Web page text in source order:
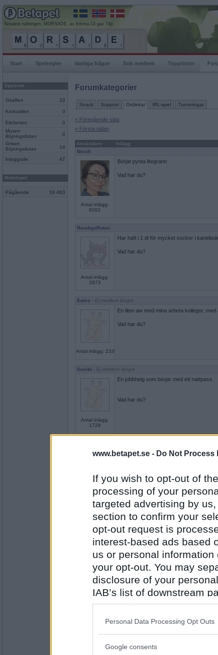
www.betapet.se - Do Not Process
If you wish to opt-out of
processing of your
targeted advertising by
section to confirm your
opt-out request is
interest-based ads based
us or personal
your opt-out. You may
disclosure of your
IAB’s list of downstream
also be disclosed by us
Downstream Participants
Please note that this
Personal Data Processing Opt Outs
Google consents
Senaste rullningen, MORSADE, av Emma-13 gav 74p
Start Spelregler Vanliga frågor Sök medlem Topplistor
Spelrum
Giraffen 33
Krokodilen 0
Elefanten
0
Musen
Böjningslistan
0
Grisen
Böjningslistan
14
Inloggade 47
Mobilspel
Pågående 18 463
Forumkategorier
Snack Support Ordlekar IRL-spel Turneringar
« Föregående sida
« Första sidan
Användare
Inlägg
Norah
Antal inlägg:
8262
Börjat pynta litegrann
Vad har du?
RandigaRutan
Antal inlägg:
2873
Har haft i 1 dl för mycket socker i
Vad har du?
Ewirs - Ej medlem längre
Antal inlägg: 233
En liten aw med mina arbeta kollegor, med
Vad har du?
Sasibi - Ej medlem längre
Antal inlägg:
1728
En jobbhelg som börjar med ett nattpass.
Vad har du?
Antal inlägg:
2873
Jag har dubier för att gå ut i busvädret
SmålandsMira
Antal inlägg:
22535
Saknad
Vad har du?
Antal inlägg: